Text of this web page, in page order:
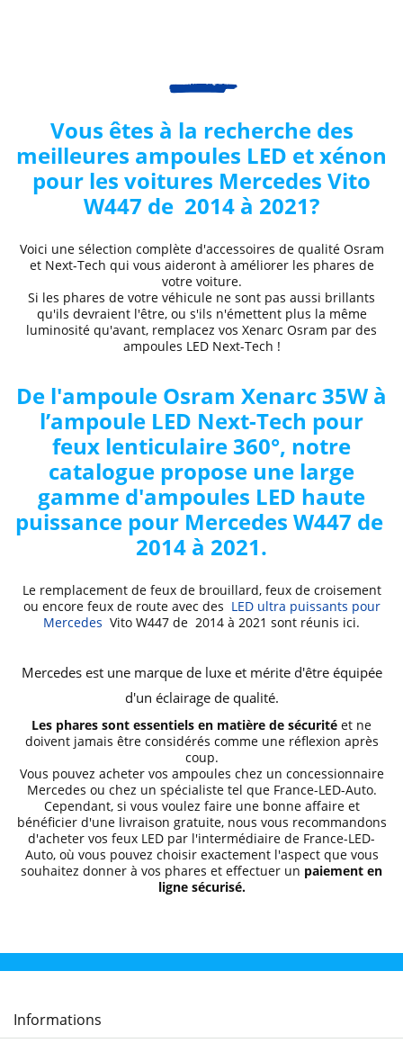
Vous êtes à la recherche des
meilleures ampoules LED et xénon
pour les voitures Mercedes Vito
W447 de 2014 à 2021?
Voici une sélection complète d'accessoires de qualité Osram
et Next-Tech qui vous aideront à améliorer les phares de
votre voiture.
Si les phares de votre véhicule ne sont pas aussi brillants
qu'ils devraient l'être, ou s'ils n'émettent plus la même
luminosité qu'avant, remplacez vos Xenarc Osram par des
ampoules LED Next-Tech !
De l'ampoule Osram Xenarc 35W à
l’ampoule LED Next-Tech pour
feux lenticulaire 360°, notre
catalogue propose une large
gamme d'ampoules LED haute
puissance pour Mercedes W447 de
2014 à 2021.
Le remplacement de feux de brouillard, feux de croisement
ou encore feux de route avec des LED ultra puissants pour
Mercedes Vito W447 de 2014 à 2021 sont réunis ici.
Mercedes est une marque de luxe et mérite d'être équipée
d'un éclairage de qualité.
Les phares sont essentiels en matière de sécurité et ne
doivent jamais être considérés comme une réflexion après
coup.
Vous pouvez acheter vos ampoules chez un concessionnaire
Mercedes ou chez un spécialiste tel que France-LED-Auto.
Cependant, si vous voulez faire une bonne affaire et
bénéficier d'une livraison gratuite, nous vous recommandons
d'acheter vos feux LED par l'intermédiaire de France-LED-
Auto, où vous pouvez choisir exactement l'aspect que vous
souhaitez donner à vos phares et effectuer un paiement en
ligne sécurisé.
Informations